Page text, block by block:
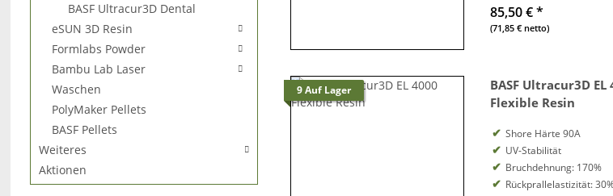
85,50 €*
(71,85 € netto)
9 Auf Lager
BASF Ultracur3D EL
Flexible Resin
Shore Härte 90A
UV-Stabilität
Bruchdehnung: 170%
Rückprallelastizität:
BASF Ultracur3D Dental
eSUN 3D Resin
Formlabs Powder
Bambu Lab Laser
Waschen
PolyMaker Pellets
BASF Pellets
Weiteres
Aktionen